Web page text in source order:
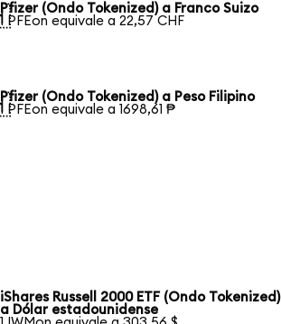
Pfizer (Ondo Tokenized) a Franco Suizo
1 PFEon equivale a 22,57 CHF
Pfizer (Ondo Tokenized) a Peso Filipino
1 PFEon equivale a 1698,61 ₱
iShares Russell 2000 ETF (Ondo Tokenized)
a Dólar estadounidense